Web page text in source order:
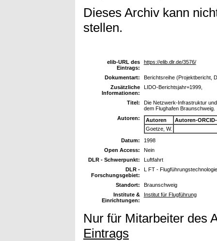
Dieses Archiv kann
stellen.
elib-URL des
Eintrags:
https://elib.dlr.de/3576/
Dokumentart:
Berichtsreihe (Projektbericht,
Zusätzliche
Informationen:
LIDO-Berichtsjahr=1999,
Titel:
Die Netzwerk-Infrastruktur
dem Flughafen Braunschweig.
Autoren:
Autoren
Autoren-
Goetze, W.
Datum:
1998
Open Access:
Nein
DLR - Schwerpunkt:
Luftfahrt
DLR -
Forschungsgebiet:
L FT -
Standort:
Braunschweig
Institute &
Einrichtungen:
Institut für Flugführung
Nur für Mitarbeiter des
Eintrags